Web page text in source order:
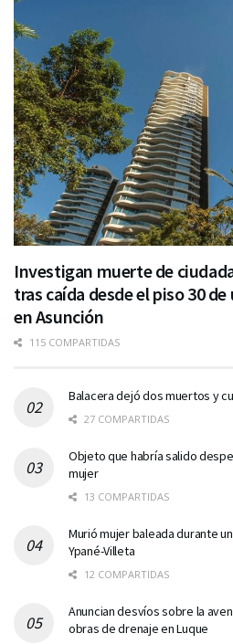
Investigan muerte de
tras caída desde el piso 30
en Asunción
115 COMPARTIDAS
Balacera dejó dos muertos y
27 COMPARTIDAS
Objeto que habría salido
mujer
13 COMPARTIDAS
Murió mujer baleada durante
Ypané-Villeta
12 COMPARTIDAS
Anuncian desvíos sobre la
obras de drenaje en Luque